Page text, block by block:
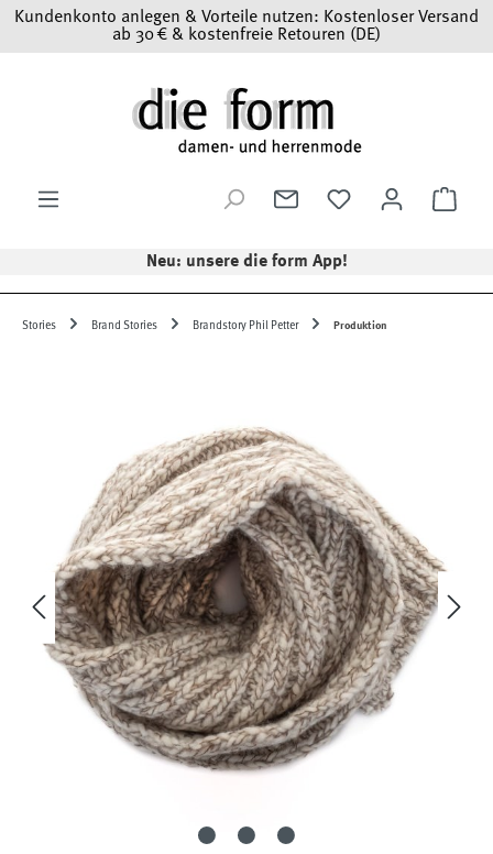
Zum Hauptinhalt springen
Kundenkonto anlegen & Vorteile nutzen: Kostenloser Versand
ab 30 € & kostenfreie Retouren (DE)
Neu: unsere die form App!
Stories Brand Stories Brandstory Phil Petter Produktion